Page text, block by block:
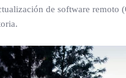
de software remoto